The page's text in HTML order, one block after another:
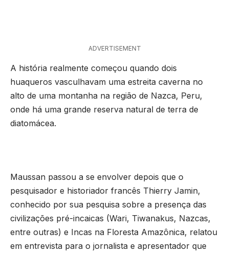
ADVERTISEMENT
A história realmente começou quando dois
huaqueros vasculhavam uma estreita caverna no
alto de uma montanha na região de Nazca, Peru,
onde há uma grande reserva natural de terra de
diatomácea.
Maussan passou a se envolver depois que o
pesquisador e historiador francês Thierry Jamin,
conhecido por sua pesquisa sobre a presença das
civilizações pré-incaicas (Wari, Tiwanakus, Nazcas,
entre outras) e Incas na Floresta Amazônica, relatou
em entrevista para o jornalista e apresentador que